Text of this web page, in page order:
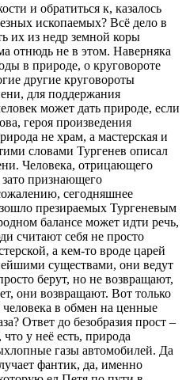
и обратиться к, казалось
ископаемых? Всё дело в
их из недр земной коры
отнюдь не в этом. Наверняка
в природе, о круговороте
другие круговороты
для поддержания
может дать природе, если
героя произведения
не храм, а мастерская и
словами Тургенев описал
Человека, отрицающего
признающего
сегодняшнее
презираемых Тургеневым
балансе может идти речь,
считают себя не просто
а кем-то вроде царей
существами, они ведут
берут, но не возвращают,
они возвращают. Вот только
в обмен на ценные
Ответ до безобразия прост –
у неё есть, природа
газы автомобилей. Да
фантик, да, именно